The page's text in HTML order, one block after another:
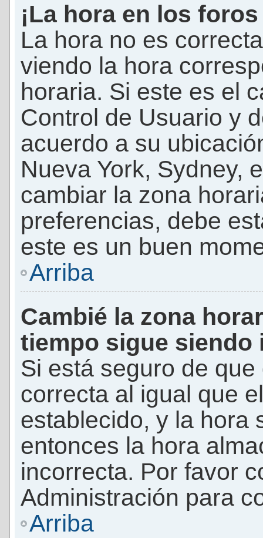
¡La hora en los
La hora no es
viendo la hora
horaria. Si este es el
Control de Usuario y
acuerdo a su
Nueva York, Sydney,
cambiar la zona
preferencias, debe
este es un buen
Arriba
Cambié la zona
tiempo sigue siendo
Si está seguro de
correcta al igual que
establecido, y la hora
entonces la hora
incorrecta. Por favor
Administración para
Arriba